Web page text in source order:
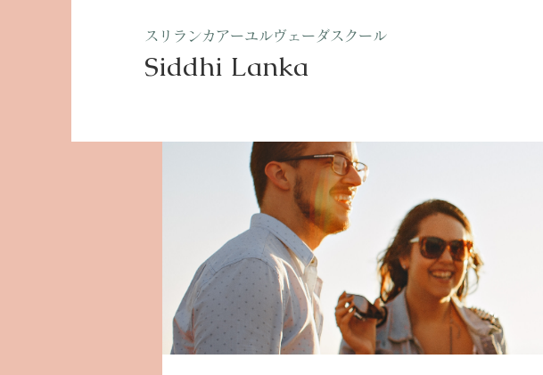
​スリランカアーユルヴェーダスクール
Siddhi Lanka​